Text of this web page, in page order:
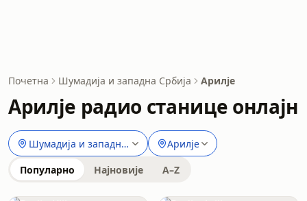
Почетна Шумадија и западна Србија Арилје
Арилје радио станице онлајн
Шумадија и западна Србија Арилје
Популарно Најновије A–Z